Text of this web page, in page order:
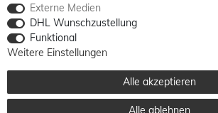
Externe Medien
DHL Wunschzustellung
Funktional
Weitere Einstellungen
Alle akzeptieren
Alle ablehnen